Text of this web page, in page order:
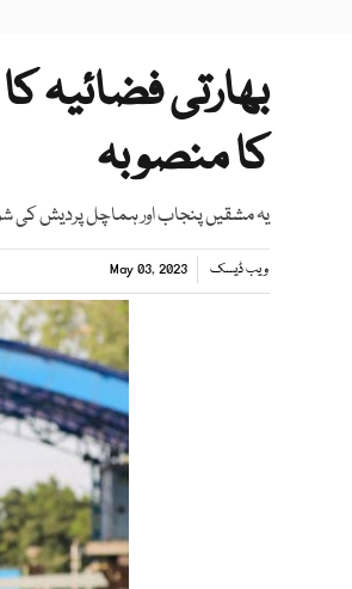
بھارتی فضائیہ
کا منصوبہ
یہ مشقیں پنجاب اور ہماچل پردیش کی شورش زدہ ریاستوں
ویب ڈیسک May 03, 2023